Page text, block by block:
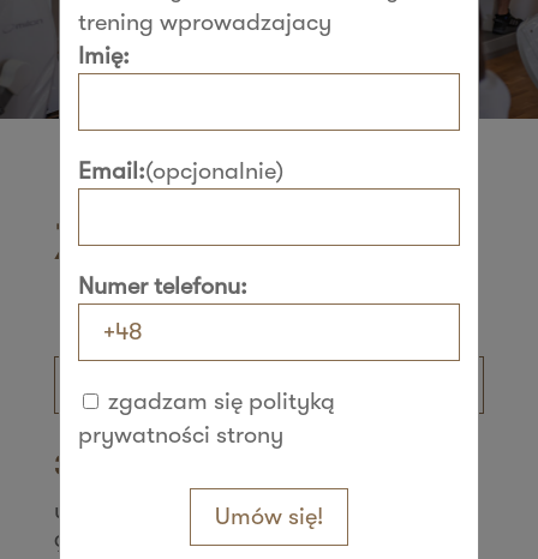
Znajdź swój klub
36 MINUT Aleksandrów
ul. Daszyńskiego 42
95-070 Aleksandrów Łódzki
trening wprowadzajacy
Imię:
Email:(opcjonalnie)
Numer telefonu:
zgadzam się polityką
prywatności strony
Umów się!